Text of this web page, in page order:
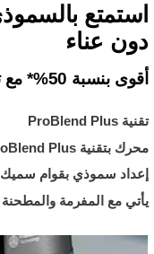
استمتع
دون عناء
أقوى بنسبة 50%* مع تقنية ProBlend Plus
تقنية ProBlend Plus
محرك بتقنية ProBlend Plus وبقدرة 1200 واط
إعداد سموذي بقوام سميك
يأتي مع المفرمة والمطحنة